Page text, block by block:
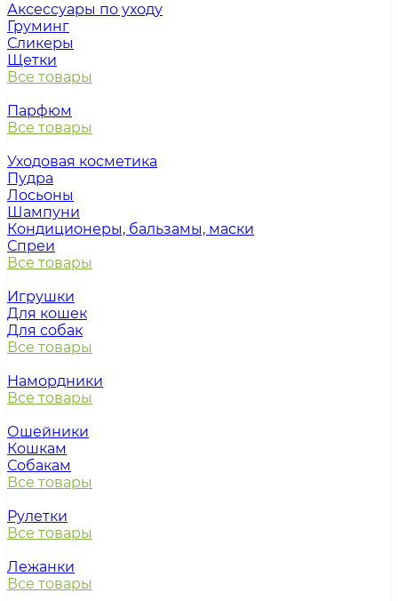
Аксессуары по уходу
Груминг
Сликеры
Щетки
Все товары
Парфюм
Все товары
Уходовая косметика
Пудра
Лосьоны
Шампуни
Кондиционеры, бальзамы, маски
Спреи
Все товары
Игрушки
Для кошек
Для собак
Все товары
Намордники
Все товары
Ошейники
Кошкам
Собакам
Все товары
Рулетки
Все товары
Лежанки
Все товары